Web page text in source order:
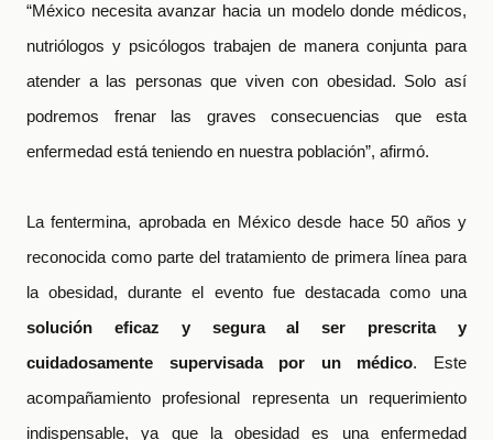
“México necesita avanzar hacia un modelo donde médicos,
nutriólogos y psicólogos trabajen de manera conjunta para
atender a las personas que viven con obesidad. Solo así
podremos frenar las graves consecuencias que esta
enfermedad está teniendo en nuestra población”, afirmó.
La fentermina, aprobada en México desde hace 50 años y
reconocida como parte del tratamiento de primera línea para
la obesidad, durante el evento fue destacada como una
solución eficaz y segura al ser prescrita y
cuidadosamente supervisada por un médico. Este
acompañamiento profesional representa un requerimiento
indispensable, ya que la obesidad es una enfermedad